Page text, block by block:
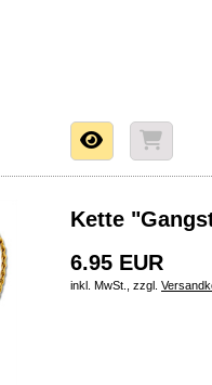
Kette
6.95 EUR
inkl. MwSt., zzgl.